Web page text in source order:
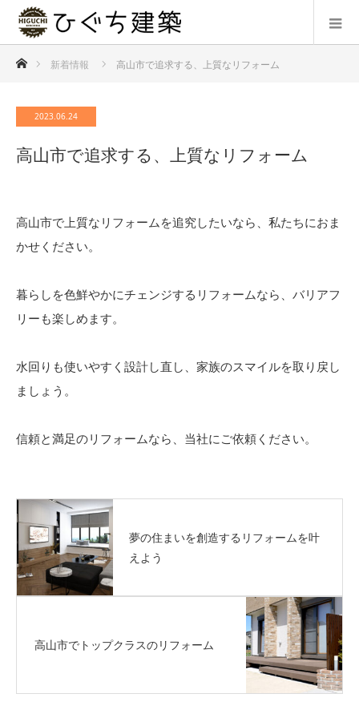
ホーム新着情報 高山市で追求する、上質なリフォーム
2023.06.24
高山市で追求する、上質なリフォーム
高山市で上質なリフォームを追究したいなら、私たちにおま
かせください。
暮らしを色鮮やかにチェンジするリフォームなら、バリアフ
リーも楽しめます。
水回りも使いやすく設計し直し、家族のスマイルを取り戻し
ましょう。
信頼と満足のリフォームなら、当社にご依頼ください。
夢の住まいを創造するリフォームを叶
えよう
高山市でトップクラスのリフォーム